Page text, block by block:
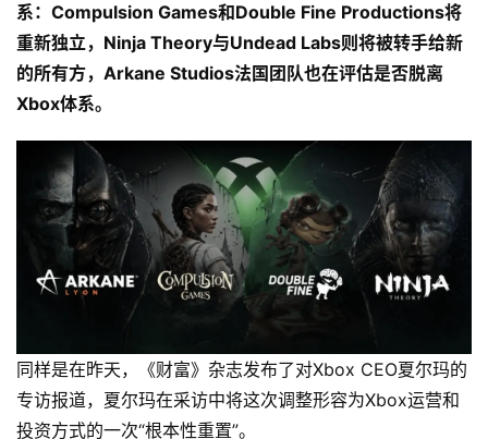
系：Compulsion Games和Double Fine Productions将
重新独立，Ninja Theory与Undead Labs则将被转手给新
的所有方，Arkane Studios法国团队也在评估是否脱离
Xbox体系。
同样是在昨天，《财富》杂志发布了对Xbox CEO夏尔玛的
专访报道，夏尔玛在采访中将这次调整形容为Xbox运营和
投资方式的一次“根本性重置”。